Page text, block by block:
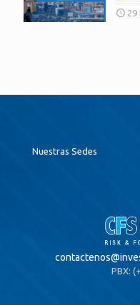
29
Nuestras Sedes
contactenos@
PBX: